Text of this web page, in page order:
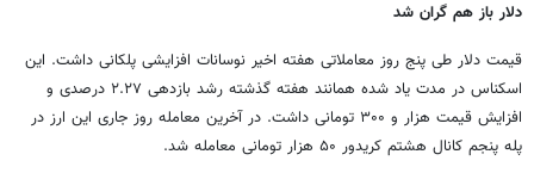
دلار باز هم گران شد
قیمت دلار طی پنج روز معاملاتی هفته اخیر نوسانات افزایشی پلکانی داشت. این
اسکناس در مدت یاد شده همانند هفته گذشته رشد بازدهی ۲.۲۷ درصدی و
افزایش قیمت هزار و ۳۰۰ تومانی داشت. در آخرین معامله روز جاری این ارز در
پله پنجم کانال هشتم کریدور ۵۰ هزار تومانی معامله شد.